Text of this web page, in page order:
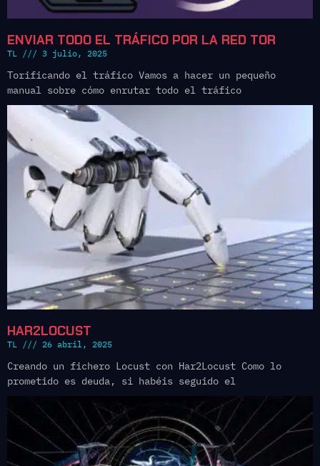
ENVIAR TODO EL TRÁFICO POR LA RED TOR
TL 3 julio, 2025
Torificando el tráfico Vamos a hacer un pequeño
manual sobre cómo enrutar todo el tráfico
HAR2LOCUST
TL 26 abril, 2025
Creando un fichero Locust con Har2Locust Como lo
prometido es deuda, si habéis seguido el